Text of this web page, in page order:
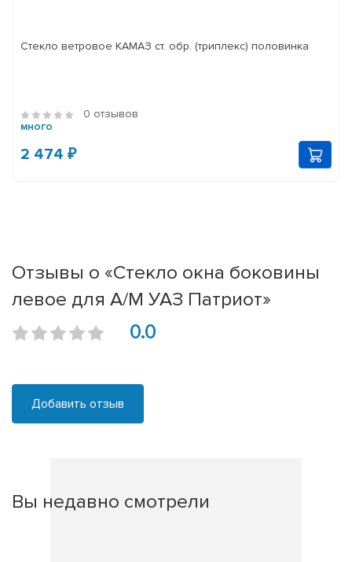
Стекло ветровое КАМАЗ ст. обр. (триплекс) половинка
0 отзывов
много
2 474 ₽
Отзывы о «Стекло окна боковины
левое для А/М УАЗ Патриот»
0.0
Добавить отзыв
Вы недавно смотрели